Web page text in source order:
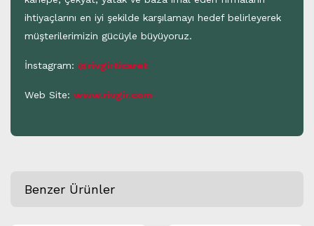
ihtiyaçlarını en iyi şekilde karşılamayı hedef belirleyerek
müşterilerimizin gücüyle büyüyoruz.
İnstagram: @rivgirticaret
Web Site: www.rivgir.com
Benzer Ürünler